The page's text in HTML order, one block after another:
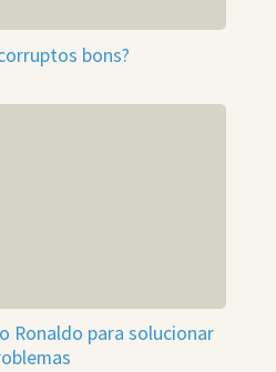
bons?
Ronaldo para solucionar